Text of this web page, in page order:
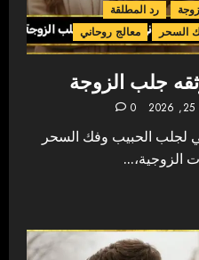
رد المطلقة
السحر معالج روحاني
جلب الزوجة
0
الحبيب وفك السحر
الزوجية،...